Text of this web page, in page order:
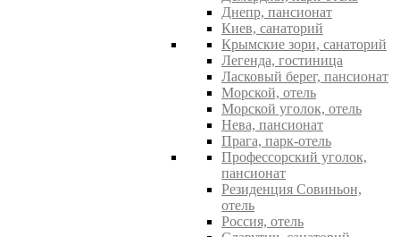
Днепр, пансионат
Киев, санаторий
Крымские зори, санаторий
Легенда, гостиница
Ласковый берег, пансионат
Морской, отель
Морской уголок, отель
Нева, пансионат
Прага, парк-отель
Профессорский уголок,
пансионат
Резиденция Совиньон,
отель
Россия, отель